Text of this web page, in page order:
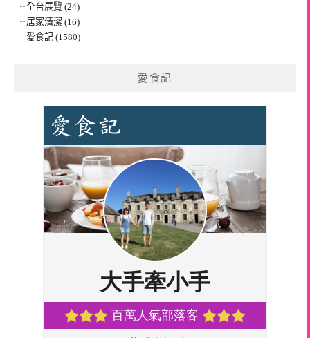
全台展覽 (24)
居家清潔 (16)
愛食記 (1580)
愛食記